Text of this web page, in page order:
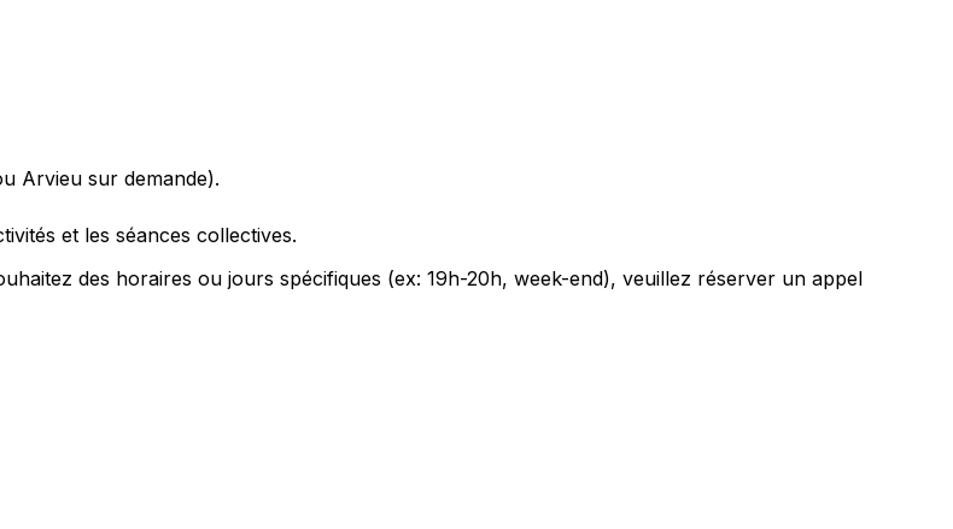
Arvieu sur demande).
et les séances collectives.
des horaires ou jours spécifiques (ex: 19h-20h, week-end), veuillez réserver un appel